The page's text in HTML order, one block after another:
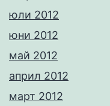
юли 2012
юни 2012
май 2012
април 2012
март 2012